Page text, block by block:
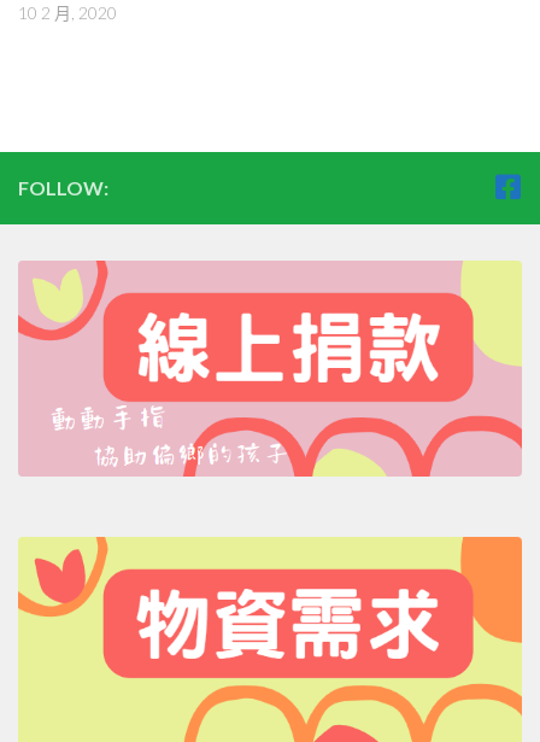
10 2 月, 2020
FOLLOW: